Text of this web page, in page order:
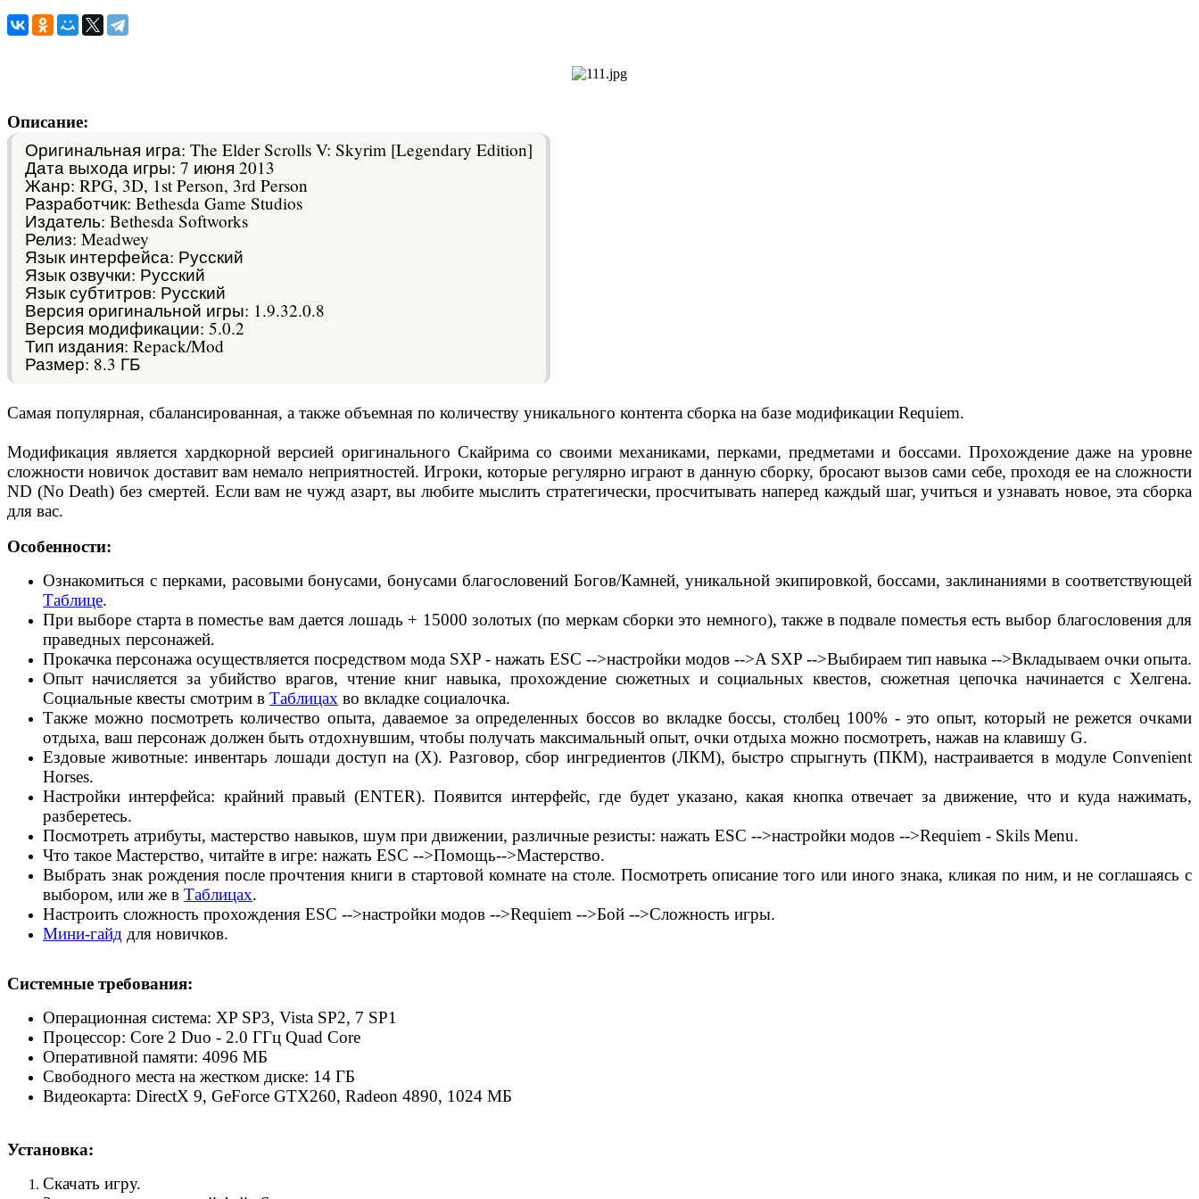
Описание:
Оригинальная игра: The Elder Scrolls V: Skyrim [Legendary Edition]
Дата выхода игры: 7 июня 2013
Жанр: RPG, 3D, 1st Person, 3rd Person
Разработчик: Bethesda Game Studios
Издатель: Bethesda Softworks
Релиз: Meadwey
Язык интерфейса: Русский
Язык озвучки: Русский
Язык субтитров: Русский
Версия оригинальной игры: 1.9.32.0.8
Версия модификации: 5.0.2
Тип издания: Repack/Mod
Размер: 8.3 ГБ
Самая популярная, сбалансированная, а также объемная по количеству уникального контента сборка на базе модификации Requiem.
Модификация является хардкорной версией оригинального Скайрима со своими механиками, перками, предметами и боссами. Прохождение даже на уровне
сложности новичок доставит вам немало неприятностей. Игроки, которые регулярно играют в данную сборку, бросают вызов сами себе, проходя ее на сложности
ND (No Death) без смертей. Если вам не чужд азарт, вы любите мыслить стратегически, просчитывать наперед каждый шаг, учиться и узнавать новое, эта сборка
для вас.
Особенности:
Ознакомиться с перками, расовыми бонусами, бонусами благословений Богов/Камней, уникальной экипировкой, боссами, заклинаниями в соответствующей
Таблице.
При выборе старта в поместье вам дается лошадь + 15000 золотых (по меркам сборки это немного), также в подвале поместья есть выбор благословения для
праведных персонажей.
Прокачка персонажа осуществляется посредством мода SXP - нажать ESC -->настройки модов -->A SXP -->Выбираем тип навыка -->Вкладываем очки опыта.
Опыт начисляется за убийство врагов, чтение книг навыка, прохождение сюжетных и социальных квестов, сюжетная цепочка начинается с Хелгена.
Социальные квесты смотрим в Таблицах во вкладке социалочка.
Также можно посмотреть количество опыта, даваемое за определенных боссов во вкладке боссы, столбец 100% - это опыт, который не режется очками
отдыха, ваш персонаж должен быть отдохнувшим, чтобы получать максимальный опыт, очки отдыха можно посмотреть, нажав на клавишу G.
Ездовые животные: инвентарь лошади доступ на (X). Разговор, сбор ингредиентов (ЛКМ), быстро спрыгнуть (ПКМ), настраивается в модуле Convenient
Horses.
Настройки интерфейса: крайний правый (ENTER). Появится интерфейс, где будет указано, какая кнопка отвечает за движение, что и куда нажимать,
разберетесь.
Посмотреть атрибуты, мастерство навыков, шум при движении, различные резисты: нажать ESC -->настройки модов -->Requiem - Skils Menu.
Что такое Мастерство, читайте в игре: нажать ESC -->Помощь-->Мастерство.
Выбрать знак рождения после прочтения книги в стартовой комнате на столе. Посмотреть описание того или иного знака, кликая по ним, и не соглашаясь с
выбором, или же в Таблицах.
Настроить сложность прохождения ESC -->настройки модов -->Requiem -->Бой -->Сложность игры.
Мини-гайд для новичков.
Системные требования:
Операционная система: XP SP3, Vista SP2, 7 SP1
Процессор: Core 2 Duo - 2.0 ГГц Quad Сore
Оперативной памяти: 4096 МБ
Свободного места на жестком диске: 14 ГБ
Видеокарта: DirectX 9, GeForce GTX260, Radeon 4890, 1024 МБ
Установка:
Скачать игру.